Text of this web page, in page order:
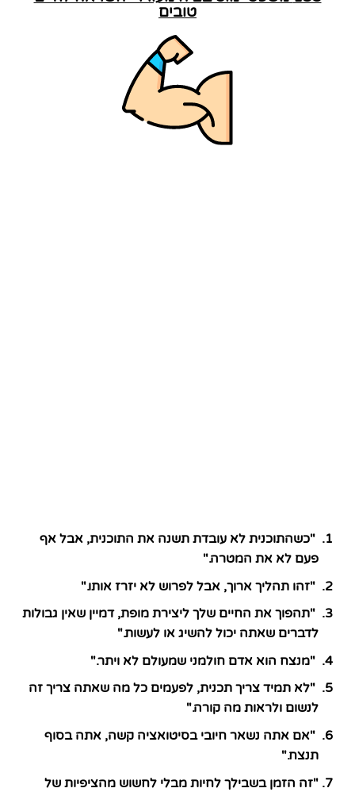
טובים
"כשהתוכנית לא עובדת תשנה את התוכנית, אבל אף
פעם לא את המטרה."
"זהו תהליך ארוך, אבל לפרוש לא יזרז אותו."
"תהפוך את החיים שלך ליצירת מופת, דמיין שאין גבולות
לדברים שאתה יכול להשיג או לעשות."
"מנצח הוא אדם חולמני שמעולם לא ויתר."
"לא תמיד צריך תכנית, לפעמים כל מה שאתה צריך זה
לנשום ולראות מה קורה."
"אם אתה נשאר חיובי בסיטואציה קשה, אתה בסוף
תנצח."
"זה הזמן בשבילך לחיות מבלי לחשוש מהציפיות של